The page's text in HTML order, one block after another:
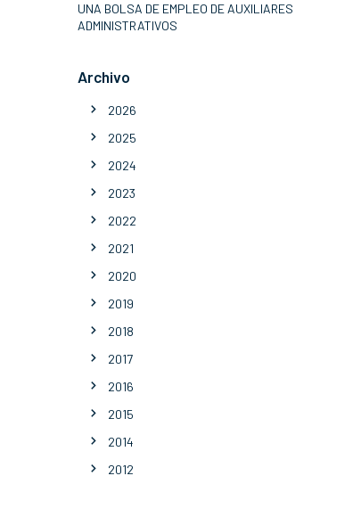
UNA BOLSA DE EMPLEO DE AUXILIARES
ADMINISTRATIVOS
Archivo
2026
2025
2024
2023
2022
2021
2020
2019
2018
2017
2016
2015
2014
2012